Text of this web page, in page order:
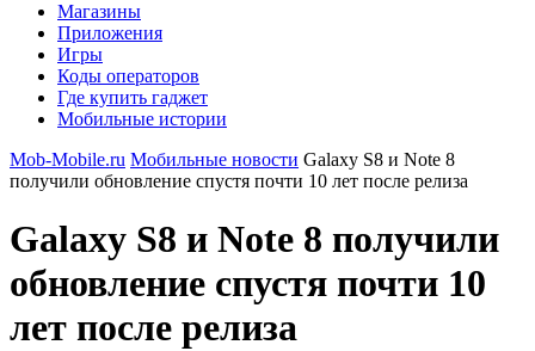
Магазины
Приложения
Игры
Коды операторов
Где купить гаджет
Мобильные истории
Mob-Mobile.ru Мобильные новости Galaxy S8 и Note 8
получили обновление спустя почти 10 лет после релиза
Galaxy S8 и Note 8 получили
обновление спустя почти 10
лет после релиза